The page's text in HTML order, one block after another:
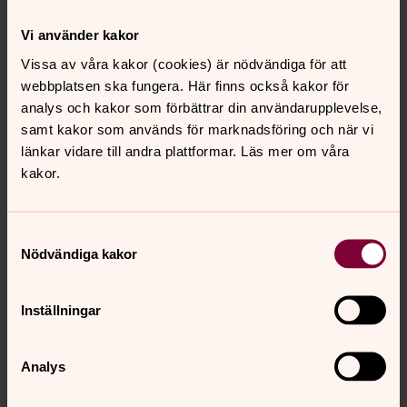
Vi använder kakor
Vissa av våra kakor (cookies) är nödvändiga för att
webbplatsen ska fungera. Här finns också kakor för
analys och kakor som förbättrar din användarupplevelse,
samt kakor som används för marknadsföring och när vi
länkar vidare till andra plattformar. Läs mer om våra
kakor.
Nödvändiga kakor
Inställningar
Analys
Varbergs kyrka
Mitt i Varberg, på torget, står Varbergs kyrka. Ett annat
rum än stadens finns för den som vill. Ett heligt rum, dit
alla är välkomna för stillhet, fest, gudstjänst och
återhämtning.
Apelvikshöjds kyrka. Den sjuder av liv och centrum är
Sollyckans kyrka
Vid Håstensrondellen ligger Sollyckans kyrka. Här möts
människor i olika åldrar och skeden i livet. Vi vill vara en